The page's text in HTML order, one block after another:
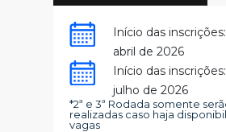
Início das
abril de 2026
Início das
julho de 2026
*2ª e 3ª Rodada somente
realizadas caso haja
vagas